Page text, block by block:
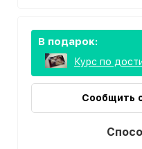
В подарок:
Курс по
Сообщить